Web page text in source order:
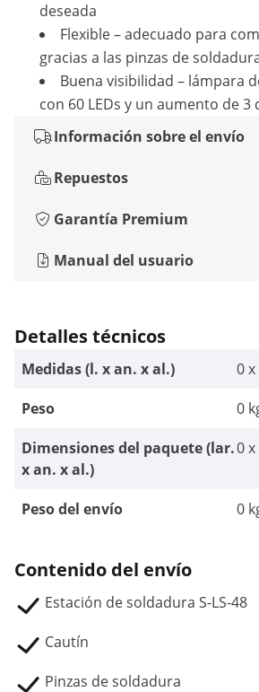
deseada
Flexible – adecuado para
gracias a las pinzas de
Buena visibilidad – lámpara
con 60 LEDs y un aumento de 3
Información sobre el envío
Repuestos
Garantía Premium
Manual del usuario
Detalles técnicos
Medidas (l. x an. x al.)
0 x
Peso
0
Dimensiones del paquete (lar.
x an. x al.)
0 x
Peso del envío 0
Contenido del envío
Estación de soldadura S-LS-48
Cautín
Pinzas de soldadura